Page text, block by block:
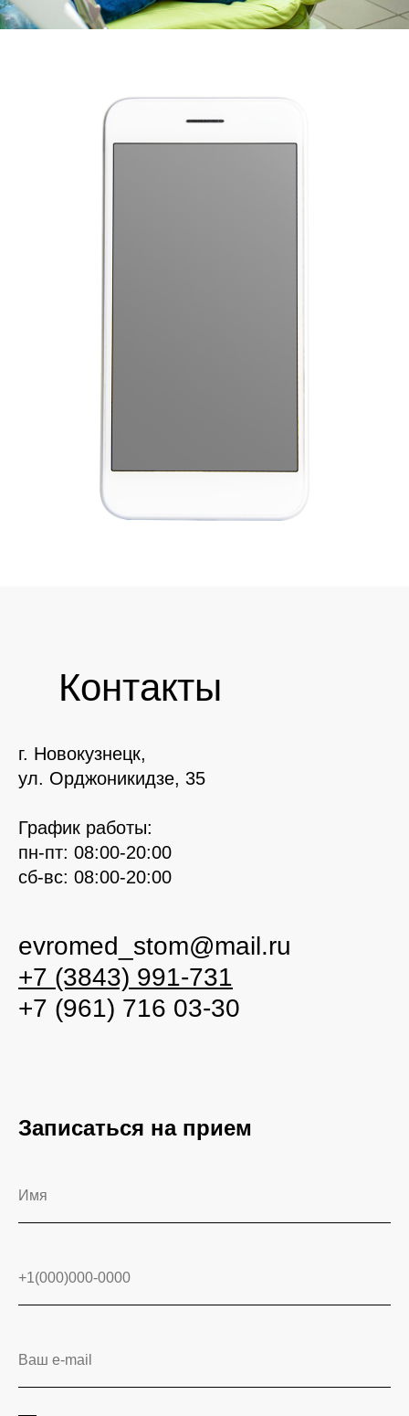
Контакты
г. Новокузнецк,
ул. Орджоникидзе, 35
График работы:
пн-пт: 08:00-20:00
сб-вс: 08:00-20:00
evromed_stom@mail.ru
+7 (3843) 991-731
+7 (961) 716 03-30
Записаться на прием